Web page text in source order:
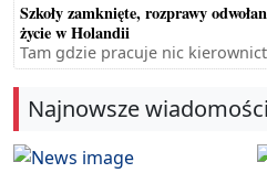
Szkoły zamknięte, rozprawy
życie w Holandii
Tam gdzie pracuje nic
Najnowsze wiadomości